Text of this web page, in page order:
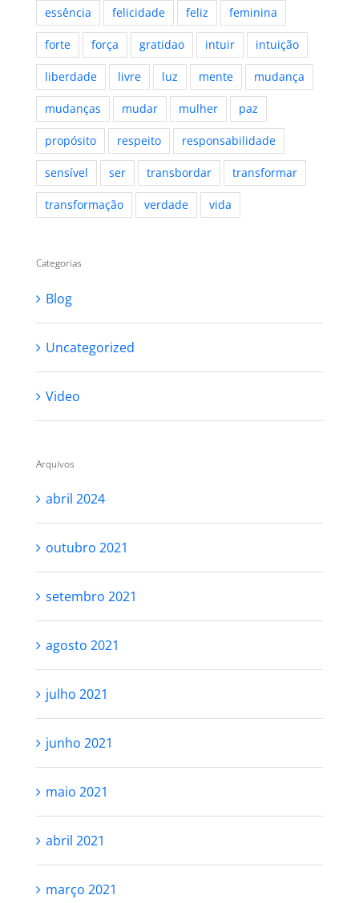
essência felicidade feliz feminina
forte força gratidao intuir intuição
liberdade livre luz mente mudança
mudanças mudar mulher paz
propósito respeito responsabilidade
sensível ser transbordar transformar
transformação verdade vida
Categorias
Blog
Uncategorized
Video
Arquivos
abril 2024
outubro 2021
setembro 2021
agosto 2021
julho 2021
junho 2021
maio 2021
abril 2021
março 2021